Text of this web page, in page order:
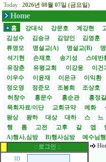
Today : 2026년 08월 07일 (금요일)
Home
홈 강대식 강문호 계강현
김성수
김승규 김양인 김영훈
류영모
명설교(A) 명설교(B)
석기현
손재호 송기성 스데반
유장춘
유평교회 이강웅 이건
이우수
이윤재 이은규 이익환
정오영
정준모 조봉희 조상호
허창수
홍문수 홍순관 홍정
목회자료/이단
교회규약 예화
왕상
왕하 대상 대하 스 느
행
롬 고전 고후 갈 엡
A)행사,심방
B)행사심방 예수님
:: 로그인 ::
ID